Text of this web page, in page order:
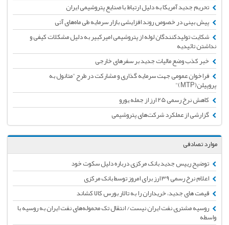
تحریم جدید آمریکا به دلیل ارتباط با صنایع پتروشیمی ایران
پیش بینی در خصوص روند افزایشی بازار سرمایه طی ماه‌های آتی
شکایت تولیدکنندگان لوله از پتروشیمی امیرکبیر به دلیل مشکلات کیفی و
نداشتن تائیدیه
خبر کذب وضع مالیات جدید بر سفرهای خارجی
فراخوان عمومی جهت سرمایه گذاری و مشارکت در طرح "متانول به
پروپیلن(MTP)"
کاهش نرخ رسمی 25 ارز از جمله یورو
گزارشی از عملکرد شرکت‌های پتروشیمی
موارد تصادفی
توضیح رییس جدید بانک مرکزی درباره دلیل سکوت خود
اعلام نرخ رسمی ۳۹ ارز برای امروز توسط بانک مرکزی
قیمت های جدید، خریداران را به تالار بورس کالا کشاند
روسیه مشتری نفت ایران نیست/ انتقال تک محموله‌های نفت ایران به روسیه با
واسطه